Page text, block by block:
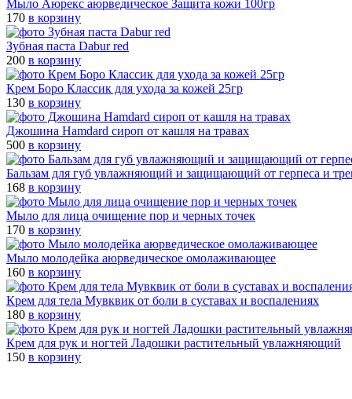
Мыло Аюрекс аюрведическое Защита кожи 100гр
170 в корзину
Зубная паста Dabur red
200 в корзину
Крем Боро Классик для ухода за кожей 25гр
130 в корзину
Джошина Hamdard сироп от кашля на травах
500 в корзину
Бальзам для губ увлажняющий и защищающий от герпеса и
168 в корзину
Мыло для лица очищение пор и черных точек
170 в корзину
Мыло молодейка аюрведическое омолаживающее
160 в корзину
Крем для тела Мувквик от боли в суставах и воспалениях
180 в корзину
Крем для рук и ногтей Ладошки растительный увлажняющий
150 в корзину